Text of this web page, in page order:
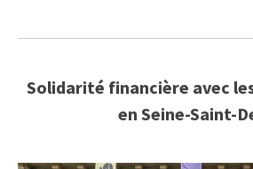
Solidarité financière avec
en Seine-Saint-